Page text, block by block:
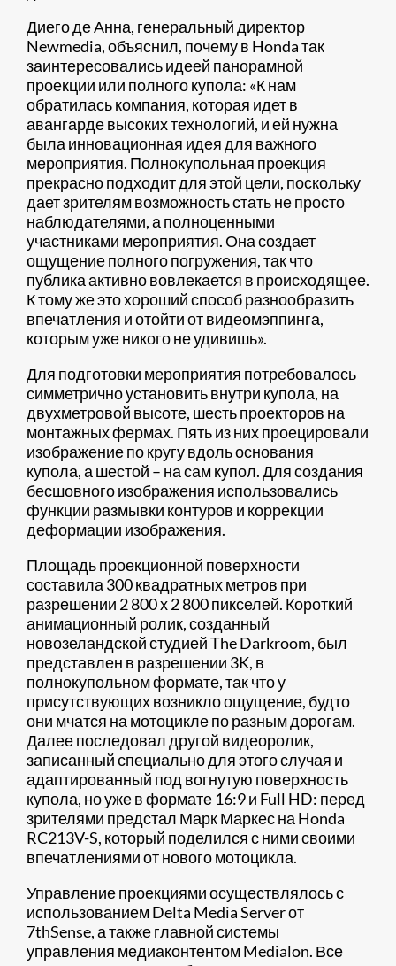
Диего де Анна, генеральный директор
Newmedia, объяснил, почему в Honda так
заинтересовались идеей панорамной
проекции или полного купола: «К нам
обратилась компания, которая идет в
авангарде высоких технологий, и ей нужна
была инновационная идея для важного
мероприятия. Полнокупольная проекция
прекрасно подходит для этой цели, поскольку
дает зрителям возможность стать не просто
наблюдателями, а полноценными
участниками мероприятия. Она создает
ощущение полного погружения, так что
публика активно вовлекается в происходящее.
К тому же это хороший способ разнообразить
впечатления и отойти от видеомэппинга,
которым уже никого не удивишь».
Для подготовки мероприятия потребовалось
симметрично установить внутри купола, на
двухметровой высоте, шесть проекторов на
монтажных фермах. Пять из них проецировали
изображение по кругу вдоль основания
купола, а шестой – на сам купол. Для создания
бесшовного изображения использовались
функции размывки контуров и коррекции
деформации изображения.
Площадь проекционной поверхности
составила 300 квадратных метров при
разрешении 2 800 х 2 800 пикселей. Короткий
анимационный ролик, созданный
новозеландской студией The Darkroom, был
представлен в разрешении 3K, в
полнокупольном формате, так что у
присутствующих возникло ощущение, будто
они мчатся на мотоцикле по разным дорогам.
Далее последовал другой видеоролик,
записанный специально для этого случая и
адаптированный под вогнутую поверхность
купола, но уже в формате 16:9 и Full HD: перед
зрителями предстал Марк Маркес на Honda
RC213V-S, который поделился с ними своими
впечатлениями от нового мотоцикла.
Управление проекциями осуществлялось с
использованием Delta Media Server от
7thSense, а также главной системы
управления медиаконтентом Medialon. Все